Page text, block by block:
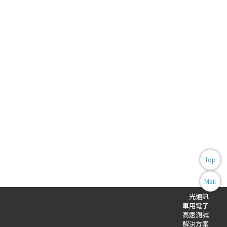
光通訊
車用電子
高速測試
解決方案
Top
Mail